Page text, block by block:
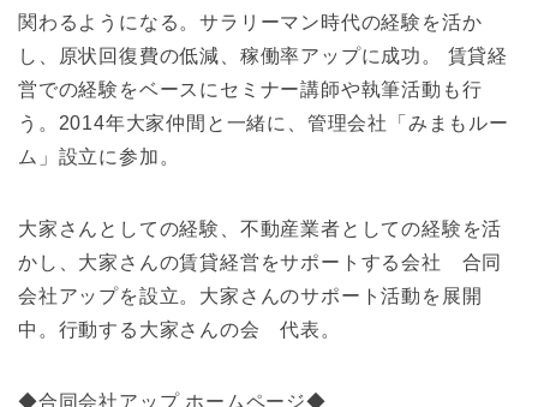
関わるようになる。サラリーマン時代の経験を活か
し、原状回復費の低減、稼働率アップに成功。 賃貸経
営での経験をベースにセミナー講師や執筆活動も行
う。2014年大家仲間と一緒に、管理会社「みまもルー
ム」設立に参加。
大家さんとしての経験、不動産業者としての経験を活
かし、大家さんの賃貸経営をサポートする会社 合同
会社アップを設立。大家さんのサポート活動を展開
中。行動する大家さんの会 代表。
◆合同会社アップ ホームページ◆